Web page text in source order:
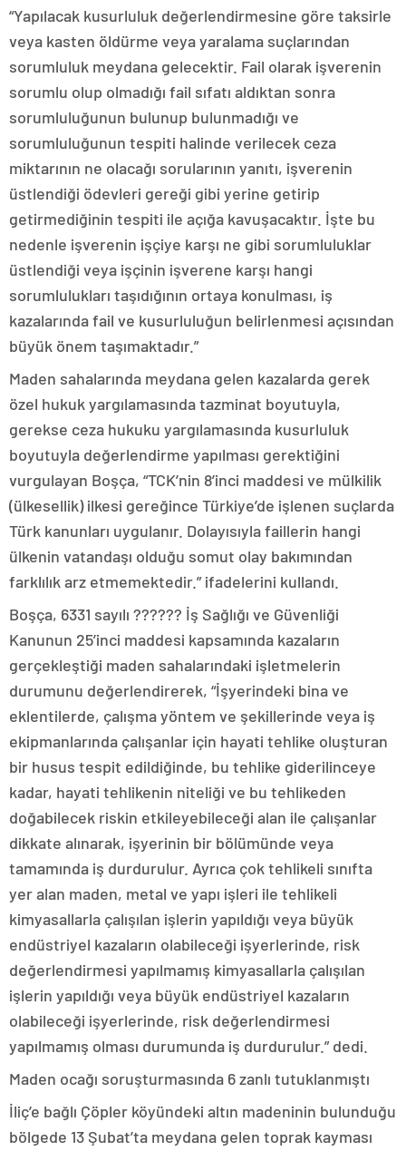
“Yapılacak kusurluluk değerlendirmesine göre taksirle
veya kasten öldürme veya yaralama suçlarından
sorumluluk meydana gelecektir. Fail olarak işverenin
sorumlu olup olmadığı fail sıfatı aldıktan sonra
sorumluluğunun bulunup bulunmadığı ve
sorumluluğunun tespiti halinde verilecek ceza
miktarının ne olacağı sorularının yanıtı, işverenin
üstlendiği ödevleri gereği gibi yerine getirip
getirmediğinin tespiti ile açığa kavuşacaktır. İşte bu
nedenle işverenin işçiye karşı ne gibi sorumluluklar
üstlendiği veya işçinin işverene karşı hangi
sorumlulukları taşıdığının ortaya konulması, iş
kazalarında fail ve kusurluluğun belirlenmesi açısından
büyük önem taşımaktadır.”
Maden sahalarında meydana gelen kazalarda gerek
özel hukuk yargılamasında tazminat boyutuyla,
gerekse ceza hukuku yargılamasında kusurluluk
boyutuyla değerlendirme yapılması gerektiğini
vurgulayan Boşça, “TCK’nin 8’inci maddesi ve mülkilik
(ülkesellik) ilkesi gereğince Türkiye’de işlenen suçlarda
Türk kanunları uygulanır. Dolayısıyla faillerin hangi
ülkenin vatandaşı olduğu somut olay bakımından
farklılık arz etmemektedir.” ifadelerini kullandı.
Boşça, 6331 sayılı ?????? İş Sağlığı ve Güvenliği
Kanunun 25’inci maddesi kapsamında kazaların
gerçekleştiği maden sahalarındaki işletmelerin
durumunu değerlendirerek, “İşyerindeki bina ve
eklentilerde, çalışma yöntem ve şekillerinde veya iş
ekipmanlarında çalışanlar için hayati tehlike oluşturan
bir husus tespit edildiğinde, bu tehlike giderilinceye
kadar, hayati tehlikenin niteliği ve bu tehlikeden
doğabilecek riskin etkileyebileceği alan ile çalışanlar
dikkate alınarak, işyerinin bir bölümünde veya
tamamında iş durdurulur. Ayrıca çok tehlikeli sınıfta
yer alan maden, metal ve yapı işleri ile tehlikeli
kimyasallarla çalışılan işlerin yapıldığı veya büyük
endüstriyel kazaların olabileceği işyerlerinde, risk
değerlendirmesi yapılmamış kimyasallarla çalışılan
işlerin yapıldığı veya büyük endüstriyel kazaların
olabileceği işyerlerinde, risk değerlendirmesi
yapılmamış olması durumunda iş durdurulur.” dedi.
Maden ocağı soruşturmasında 6 zanlı tutuklanmıştı
İliç’e bağlı Çöpler köyündeki altın madeninin bulunduğu
bölgede 13 Şubat’ta meydana gelen toprak kayması